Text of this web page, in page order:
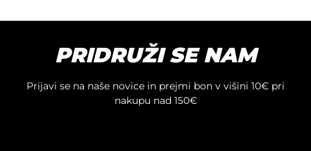
različic.
PRIDRUŽI SE NAM
Prijavi se na naše novice in prejmi bon v višini 10€ pri
nakupu nad 150€